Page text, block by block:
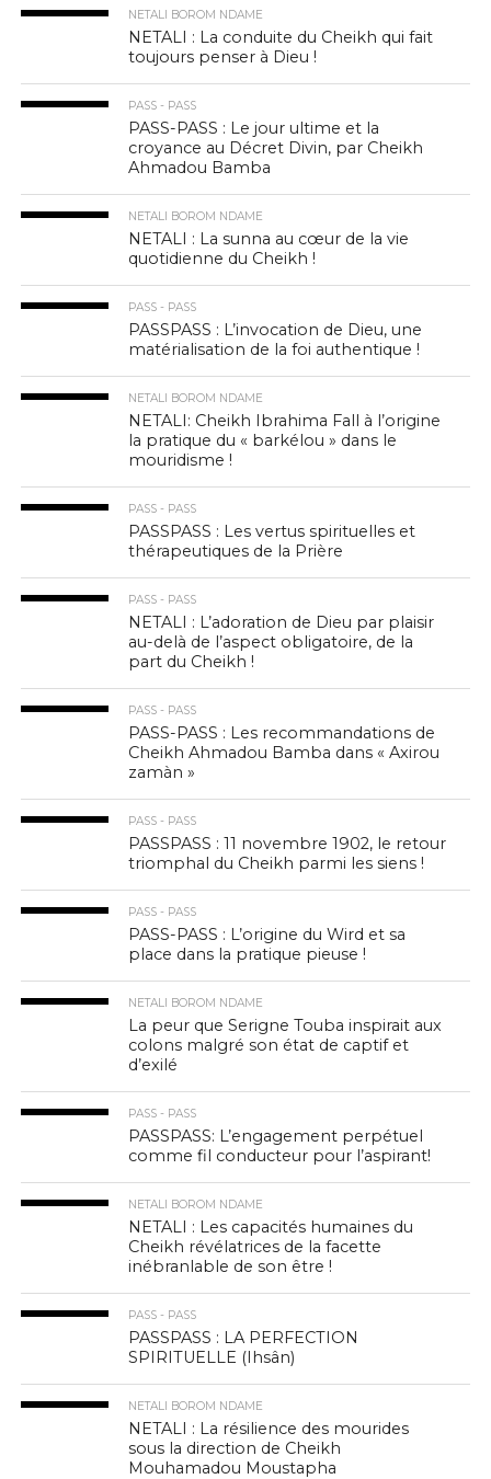
NETALI BOROM NDAME
NETALI : La conduite du Cheikh qui fait
toujours penser à Dieu !
PASS - PASS
PASS-PASS : Le jour ultime et la
croyance au Décret Divin, par Cheikh
Ahmadou Bamba
NETALI BOROM NDAME
NETALI : La sunna au cœur de la vie
quotidienne du Cheikh !
PASS - PASS
PASSPASS : L’invocation de Dieu, une
matérialisation de la foi authentique !
NETALI BOROM NDAME
NETALI: Cheikh Ibrahima Fall à l’origine
la pratique du « barkélou » dans le
mouridisme !
PASS - PASS
PASSPASS : Les vertus spirituelles et
thérapeutiques de la Prière
PASS - PASS
NETALI : L’adoration de Dieu par plaisir
au-delà de l’aspect obligatoire, de la
part du Cheikh !
PASS - PASS
PASS-PASS : Les recommandations de
Cheikh Ahmadou Bamba dans « Axirou
zamàn »
PASS - PASS
PASSPASS : 11 novembre 1902, le retour
triomphal du Cheikh parmi les siens !
PASS - PASS
PASS-PASS : L’origine du Wird et sa
place dans la pratique pieuse !
NETALI BOROM NDAME
La peur que Serigne Touba inspirait aux
colons malgré son état de captif et
d’exilé
PASS - PASS
PASSPASS: L’engagement perpétuel
comme fil conducteur pour l’aspirant!
NETALI BOROM NDAME
NETALI : Les capacités humaines du
Cheikh révélatrices de la facette
inébranlable de son être !
PASS - PASS
PASSPASS : LA PERFECTION
SPIRITUELLE (Ihsân)
NETALI BOROM NDAME
NETALI : La résilience des mourides
sous la direction de Cheikh
Mouhamadou Moustapha